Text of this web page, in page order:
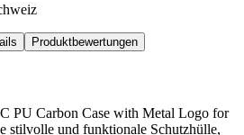
Produktbewertungen
PU Carbon Case with Metal Logo for
stilvolle und funktionale Schutzhülle,